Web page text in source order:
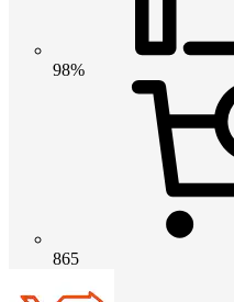
98%
865